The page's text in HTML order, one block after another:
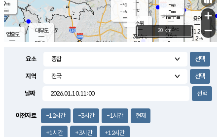
m/s
mm
영흥도
용인
31.2℃
1.2m/s
1.5m/s
대부도
28.7
- ℃
m/s
mm
기흥구갈
31.8℃
0.6m/s
-
-℃
-m/s
-mm
-m/s
-mm
수원
32.4℃
2.1 m/s
+
−
20 km
요소
지역
날짜
이전자료 -12시간 -3시간 -1시간 현재
+1시간 +3시간 +12시간